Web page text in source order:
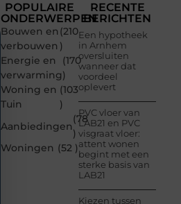
POPULAIRE
ONDERWERPEN
Bouwen en
verbouwen
(210
)
Energie en
verwarming
(170
)
Woning en
Tuin
(103
)
Aanbiedingen
(78
)
Woningen (52 )
RECENTE
BERICHTEN
Een hypotheek
in Arnhem
oversluiten
wanneer dat
voordeel
oplevert
PVC vloer van
LAB21 en PVC
visgraat vloer:
attent wonen
begint met een
sterke basis van
LAB21
Kiezen tussen